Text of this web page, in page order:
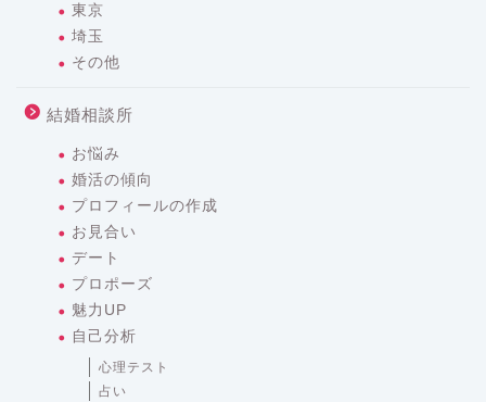
東京
埼玉
その他
結婚相談所
お悩み
婚活の傾向
プロフィールの作成
お見合い
デート
プロポーズ
魅力UP
自己分析
心理テスト
占い